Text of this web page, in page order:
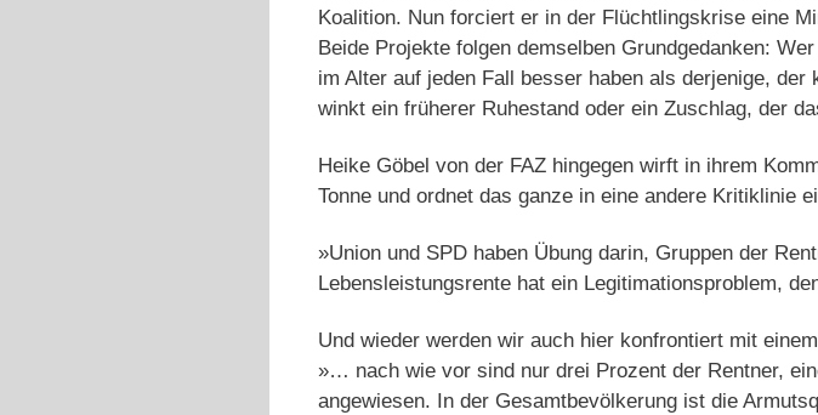
Koalition. Nun forciert er in der Flüchtlingskrise eine
Beide Projekte folgen demselben Grundgedanken:
im Alter auf jeden Fall besser haben als derjenige,
winkt ein früherer Ruhestand oder ein Zuschlag, der
Heike Göbel von der FAZ hingegen wirft in ihrem
Tonne und ordnet das ganze in eine andere Kritiklinie
»Union und SPD haben Übung darin, Gruppen der
Lebensleistungsrente hat ein Legitimationsproblem,
Und wieder werden wir auch hier konfrontiert mit
»… nach wie vor sind nur drei Prozent der Rentner,
angewiesen. In der Gesamtbevölkerung ist die